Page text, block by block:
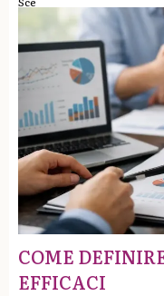
COME
EFFICACI